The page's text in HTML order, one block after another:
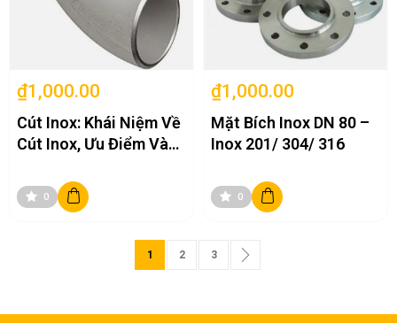
₫1,000.00
Cút Inox: Khái Niệm Về
Cút Inox, Ưu Điểm Và
0
₫1,000.00
Mặt Bích Inox DN 80 –
Inox 201/ 304/ 316
0
You're currently reading page
1 Page
2 Page
3